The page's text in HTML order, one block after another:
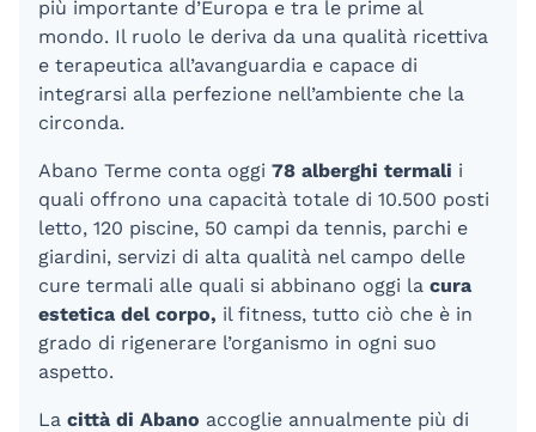
più importante d’Europa e tra le prime al
mondo. Il ruolo le deriva da una qualità ricettiva
e terapeutica all’avanguardia e capace di
integrarsi alla perfezione nell’ambiente che la
circonda.
Abano Terme conta oggi 78 alberghi termali i
quali offrono una capacità totale di 10.500 posti
letto, 120 piscine, 50 campi da tennis, parchi e
giardini, servizi di alta qualità nel campo delle
cure termali alle quali si abbinano oggi la cura
estetica del corpo, il fitness, tutto ciò che è in
grado di rigenerare l’organismo in ogni suo
aspetto.
La città di Abano accoglie annualmente più di